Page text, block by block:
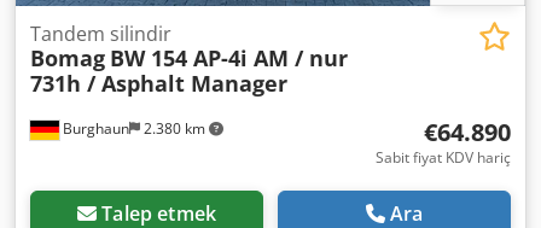
Burghaun 2.380 km
Tandem silindir
Bomag BW 154 AP-4i AM / nur
731h / Asphalt Manager
€64.890
Sabit fiyat KDV hariç
Talep etmek Ara